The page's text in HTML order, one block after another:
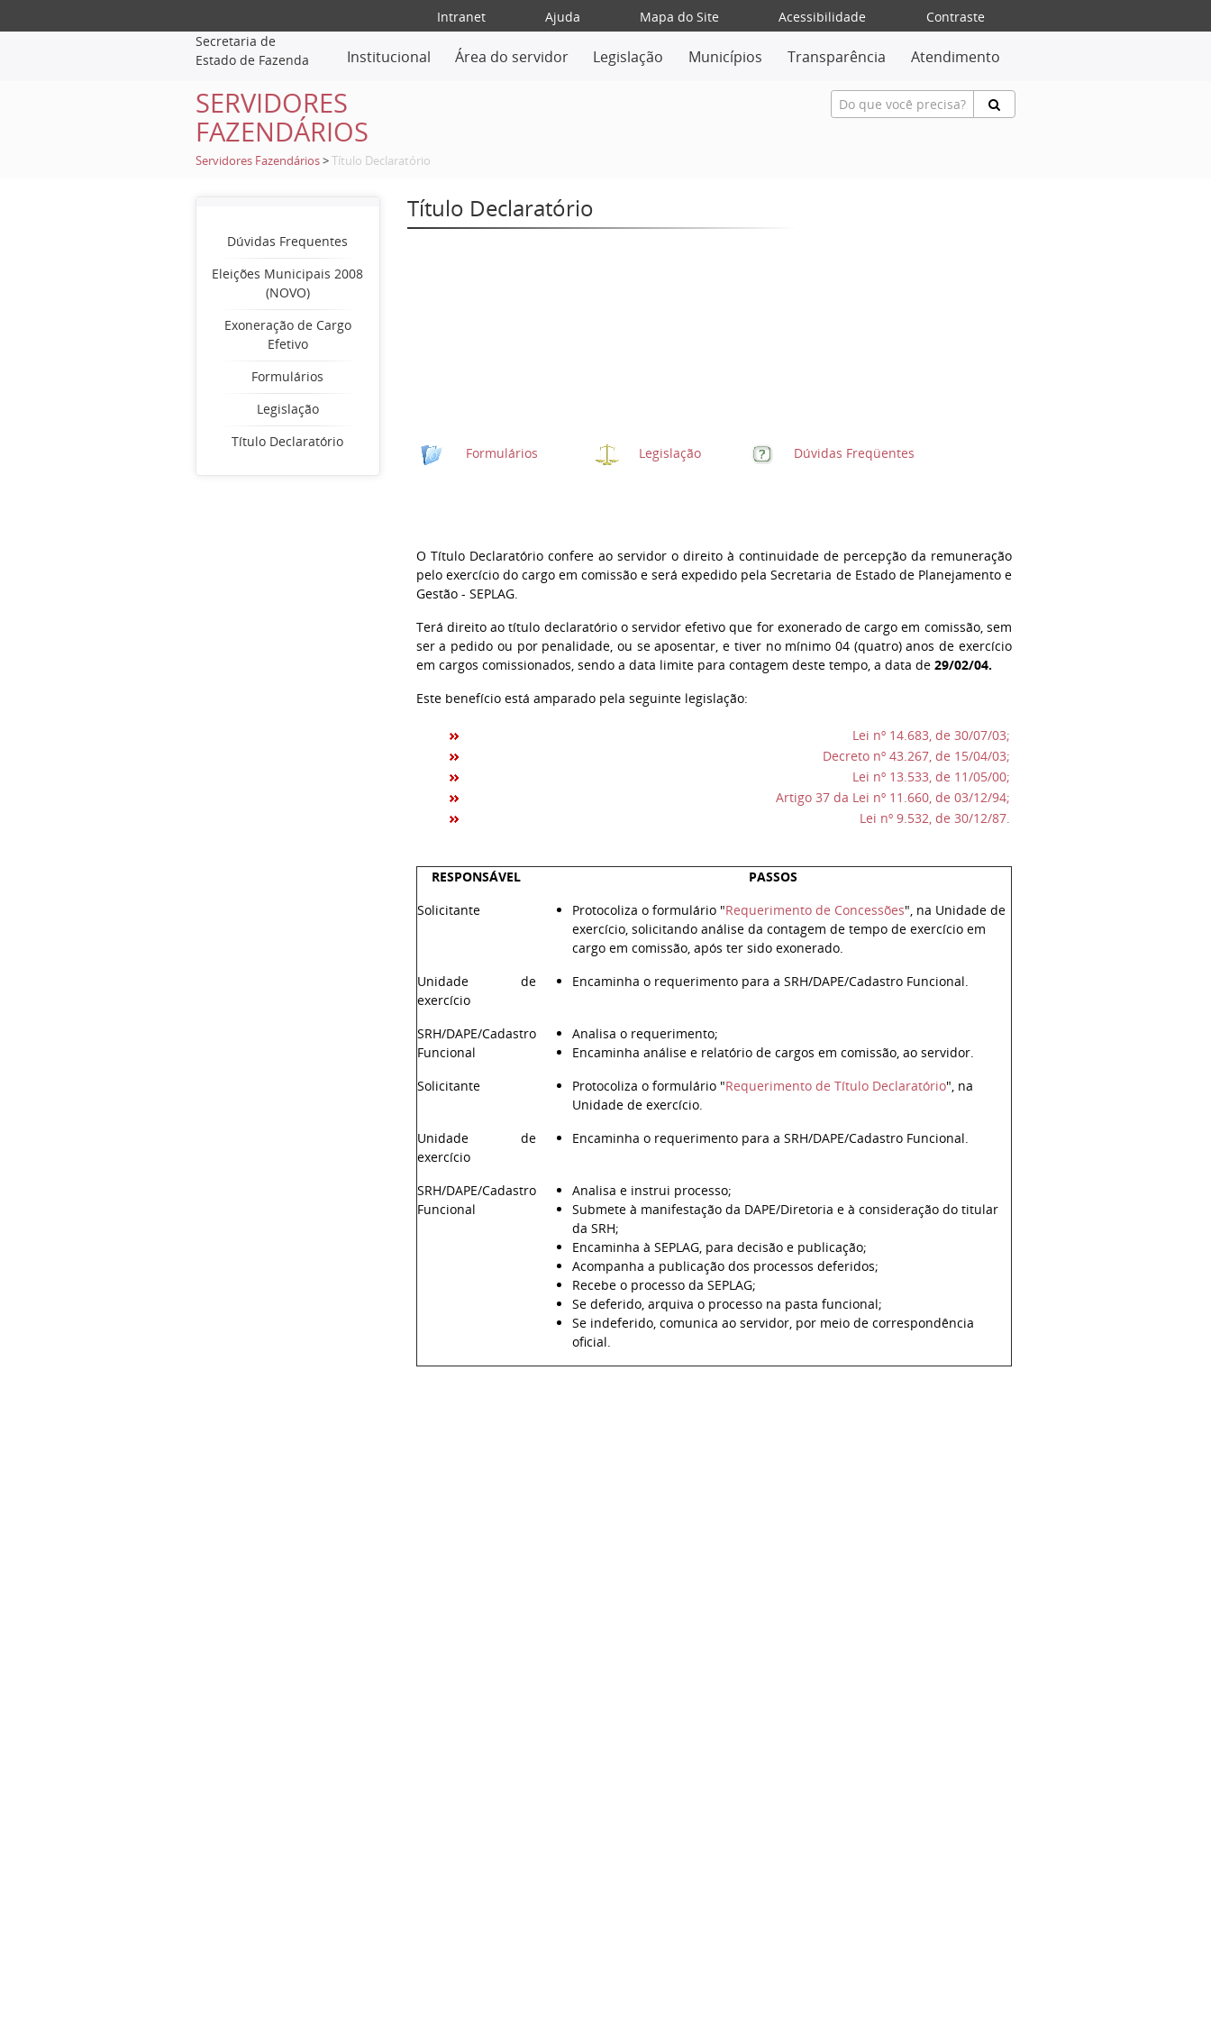
Intranet Ajuda Mapa do Site Acessibilidade
Contraste
Secretaria de
Estado de Fazenda
Institucional Área do servidor Legislação Municípios Transparência Atendimento
SERVIDORES
FAZENDÁRIOS
Servidores Fazendários >Título Declaratório
Dúvidas Frequentes
Eleições Municipais 2008
(NOVO)
Exoneração de Cargo
Efetivo
Formulários
Legislação
Título Declaratório
Título Declaratório
Formulários Legislação Dúvidas Freqüentes
O Título Declaratório confere ao servidor o direito à continuidade de percepção da remuneração
pelo exercício do cargo em comissão e será expedido pela Secretaria de Estado de Planejamento e
Gestão - SEPLAG.
Terá direito ao título declaratório o servidor efetivo que for exonerado de cargo em comissão, sem
ser a pedido ou por penalidade, ou se aposentar, e tiver no mínimo 04 (quatro) anos de exercício
em cargos comissionados, sendo a data limite para contagem deste tempo, a data de 29/02/04.
Este benefício está amparado pela seguinte legislação:
Lei nº 14.683, de 30/07/03;
Decreto nº 43.267, de 15/04/03;
Lei nº 13.533, de 11/05/00;
Artigo 37 da Lei nº 11.660, de 03/12/94;
Lei nº 9.532, de 30/12/87.
RESPONSÁVEL
PASSOS
Solicitante
Protocoliza o formulário "Requerimento de Concessões", na Unidade de
exercício, solicitando análise da contagem de tempo de exercício em
cargo em comissão, após ter sido exonerado.
Unidade de
exercício
Encaminha o requerimento para a SRH/DAPE/Cadastro Funcional.
SRH/DAPE/Cadastro
Funcional
Analisa o requerimento;
Encaminha análise e relatório de cargos em comissão, ao servidor.
Solicitante
Protocoliza o formulário "Requerimento de Título Declaratório", na
Unidade de exercício.
Unidade de
exercício
Encaminha o requerimento para a SRH/DAPE/Cadastro Funcional.
SRH/DAPE/Cadastro
Funcional
Analisa e instrui processo;
Submete à manifestação da DAPE/Diretoria e à consideração do titular
da SRH;
Encaminha à SEPLAG, para decisão e publicação;
Acompanha a publicação dos processos deferidos;
Recebe o processo da SEPLAG;
Se deferido, arquiva o processo na pasta funcional;
Se indeferido, comunica ao servidor, por meio de correspondência
oficial.